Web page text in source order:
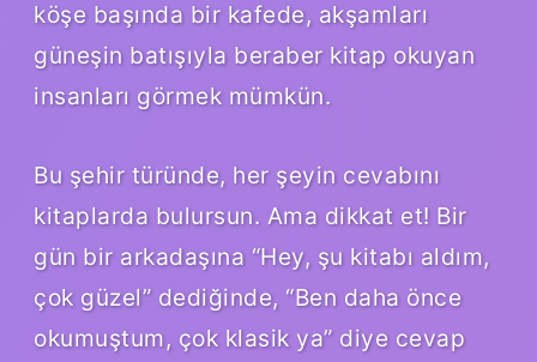
köşe başında bir kafede, akşamları
güneşin batışıyla beraber kitap okuyan
insanları görmek mümkün.
Bu şehir türünde, her şeyin cevabını
kitaplarda bulursun. Ama dikkat et! Bir
gün bir arkadaşına “Hey, şu kitabı aldım,
çok güzel” dediğinde, “Ben daha önce
okumuştum, çok klasik ya” diye cevap